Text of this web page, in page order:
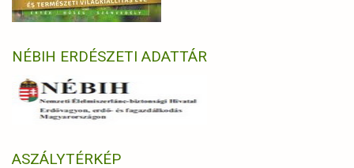
NÉBIH ERDÉSZETI ADATTÁR
ASZÁLYTÉRKÉP